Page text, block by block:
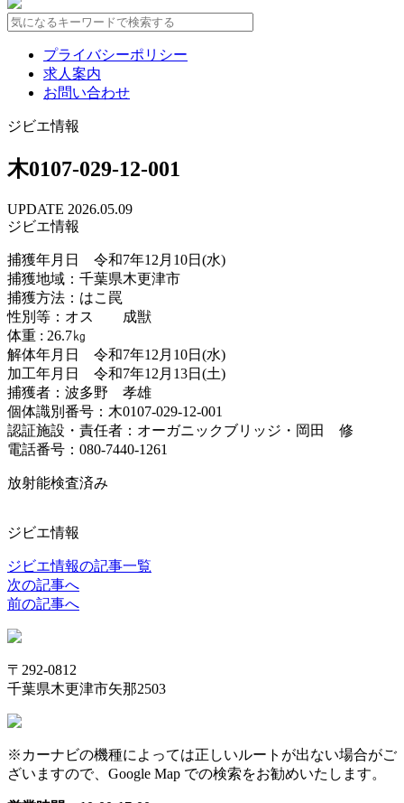
プライバシーポリシー
求人案内
お問い合わせ
ジビエ情報
木0107-029-12-001
UPDATE 2026.05.09
ジビエ情報
捕獲年月日 令和7年12月10日(水)
捕獲地域：千葉県木更津市
捕獲方法：はこ罠
性別等：オス 成獣
体重 : 26.7㎏
解体年月日 令和7年12月10日(水)
加工年月日 令和7年12月13日(土)
捕獲者：波多野 孝雄
個体識別番号：木0107-029-12-001
認証施設・責任者：オーガニックブリッジ・岡田 修
電話番号：080-7440-1261
放射能検査済み
ジビエ情報
ジビエ情報の記事一覧
次の記事へ
前の記事へ
〒292-0812
千葉県木更津市矢那2503
※カーナビの機種によっては正しいルートが出ない場合がご
ざいますので、Google Map での検索をお勧めいたします。